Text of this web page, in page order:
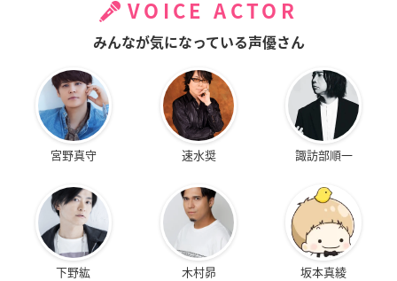
VOICE ACTOR
みんなが気になっている声優さん
宮野真守 速水奨 諏訪部順一
下野紘 木村昴 坂本真綾